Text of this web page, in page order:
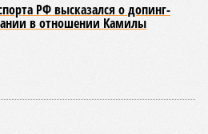
РФ высказался о допинг-
в отношении Камилы